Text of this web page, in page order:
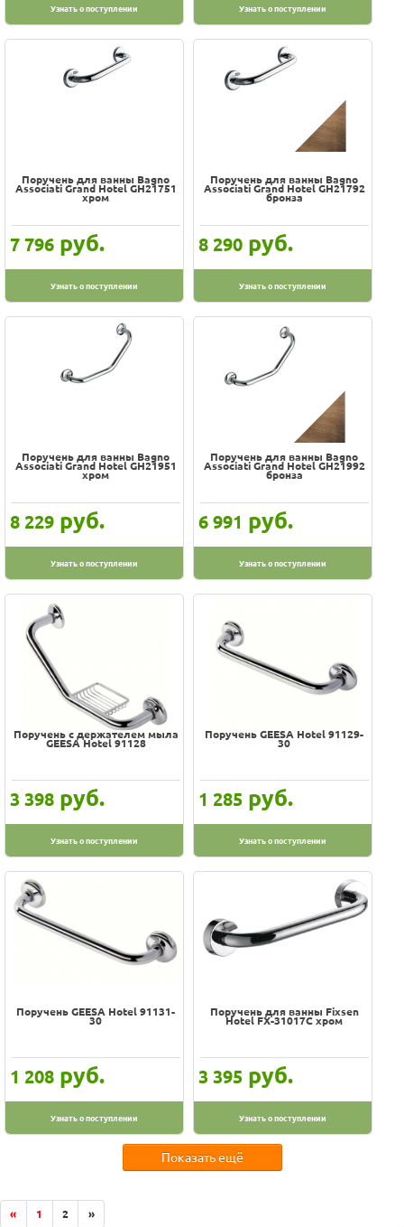
Узнать о поступлении Узнать о поступлении
Поручень для ванны Bagno
Associati Grand Hotel GH21751
хром
7 796 руб.
Узнать о поступлении
Поручень для ванны Bagno
Associati Grand Hotel GH21792
бронза
8 290 руб.
Узнать о поступлении
Поручень для ванны Bagno
Associati Grand Hotel GH21951
хром
8 229 руб.
Узнать о поступлении
Поручень для ванны Bagno
Associati Grand Hotel GH21992
бронза
6 991 руб.
Узнать о поступлении
Поручень с держателем мыла
GEESA Hotel 91128
3 398 руб.
Узнать о поступлении
Поручень GEESA Hotel 91129-
30
1 285 руб.
Узнать о поступлении
Поручень GEESA Hotel 91131-
30
1 208 руб.
Узнать о поступлении
Поручень для ванны Fixsen
Hotel FX-31017C хром
3 395 руб.
Узнать о поступлении
Показать ещё
« 1 2 »